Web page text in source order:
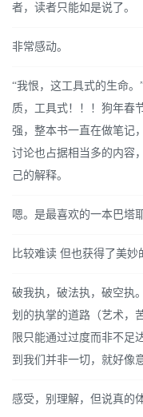
者，读者只能如是说了。
非常感动。
“我恨，这工具式的生命
质，工具式！！！狗年春
强，整本书一直在做笔记
讨论也占据相当多的内容
己的解释。
嗯。是最喜欢的一本巴塔耶
比较难读 但也获得了美妙
破我执，破法执，破空执
划的执掌的道路（艺术，
限只能通过过度而非不足
到我们并非一切，就好像
感受，别理解，但说真的